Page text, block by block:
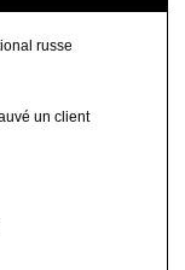
russe
un client